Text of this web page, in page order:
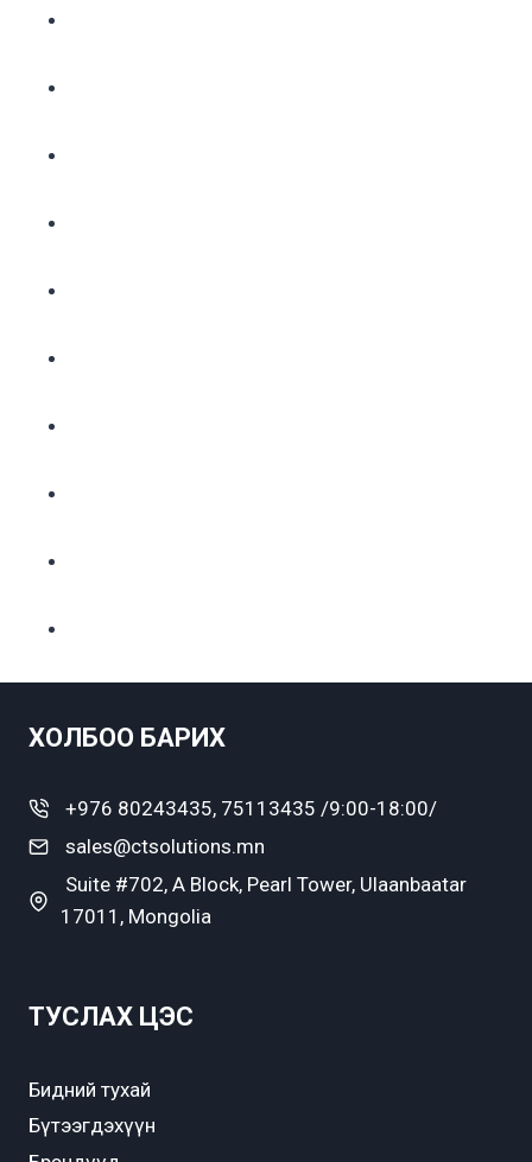
ХОЛБОО БАРИХ
+976 80243435, 75113435 /9:00-18:00/
sales@ctsolutions.mn
Suite #702, A Block, Pearl Tower, Ulaanbaatar
17011, Mongolia
ТУСЛАХ ЦЭС
Бидний тухай
Бүтээгдэхүүн